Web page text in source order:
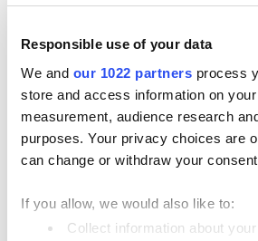
Responsible use of your data
We and our 1022 partners process
store and access information on
measurement, audience research
purposes. Your privacy choices are
can change or withdraw your
If you allow, we would also like to:
Collect information about
Clientes
Informes
Ajustes
Hardware
Punto de Venta
Dashboard